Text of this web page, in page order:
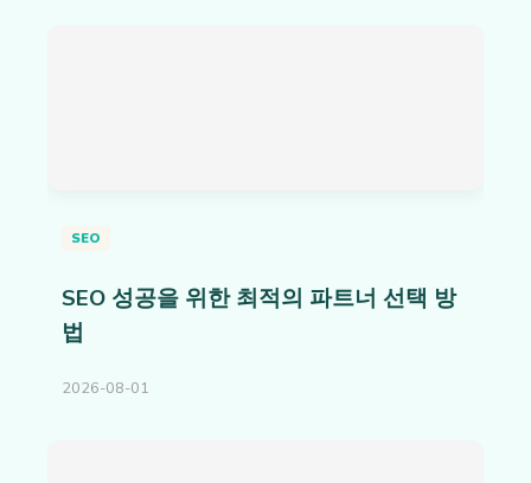
SEO
SEO 성공을 위한 최적의 파트너 선택 방
법
2026-08-01